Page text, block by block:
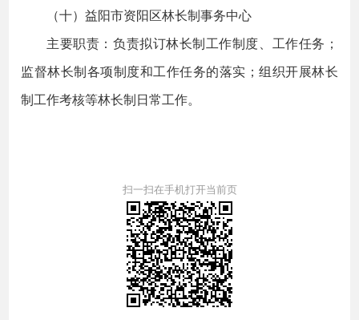
（十）益阳市资阳区林长制事务中心
主要职责：负责拟订林长制工作制度、工作任务；
监督林长制各项制度和工作任务的落实；组织开展林长
制工作考核等林长制日常工作。
扫一扫在手机打开当前页